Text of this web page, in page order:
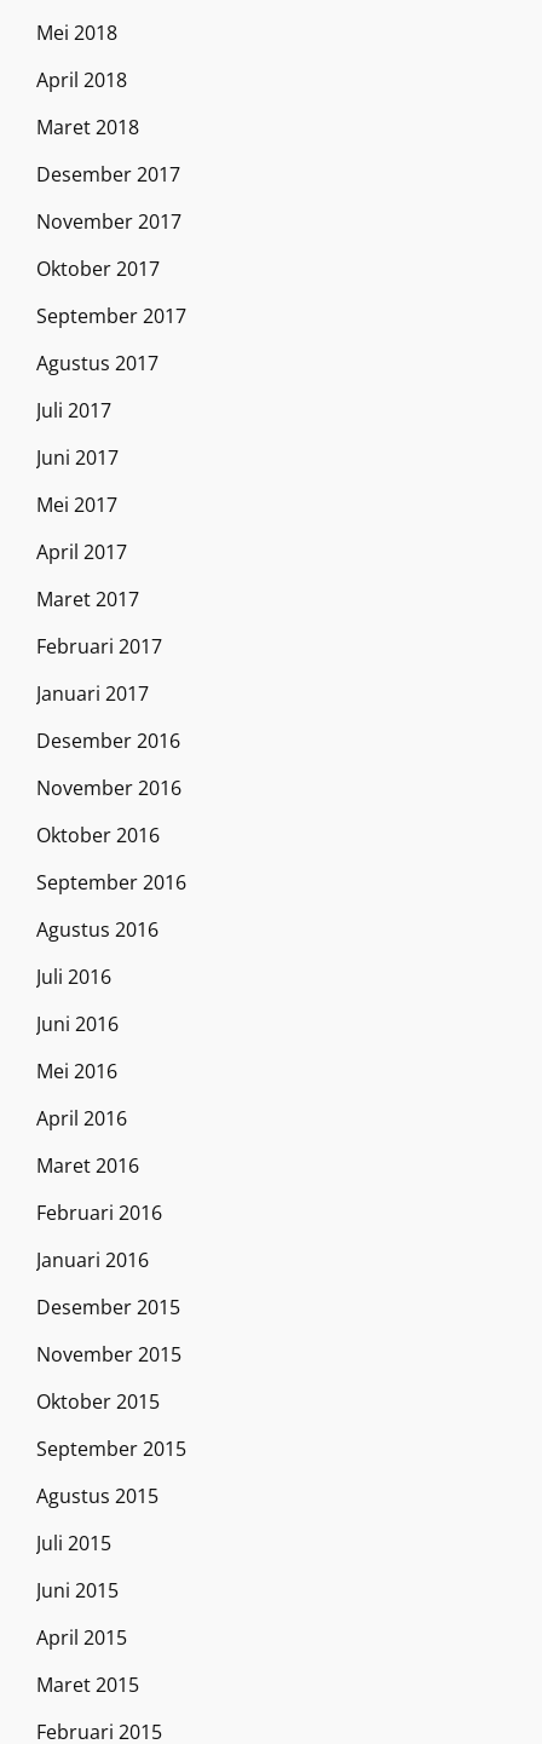
Mei 2018
April 2018
Maret 2018
Desember 2017
November 2017
Oktober 2017
September 2017
Agustus 2017
Juli 2017
Juni 2017
Mei 2017
April 2017
Maret 2017
Februari 2017
Januari 2017
Desember 2016
November 2016
Oktober 2016
September 2016
Agustus 2016
Juli 2016
Juni 2016
Mei 2016
April 2016
Maret 2016
Februari 2016
Januari 2016
Desember 2015
November 2015
Oktober 2015
September 2015
Agustus 2015
Juli 2015
Juni 2015
April 2015
Maret 2015
Februari 2015